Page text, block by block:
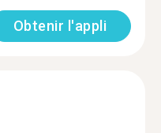
Obtenir l'appli